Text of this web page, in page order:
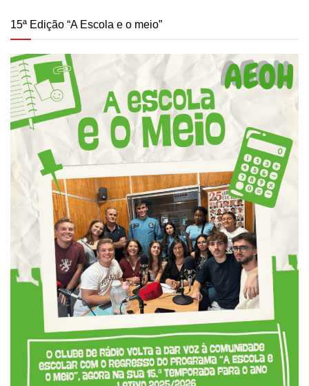
15ª Edição “A Escola e o meio”